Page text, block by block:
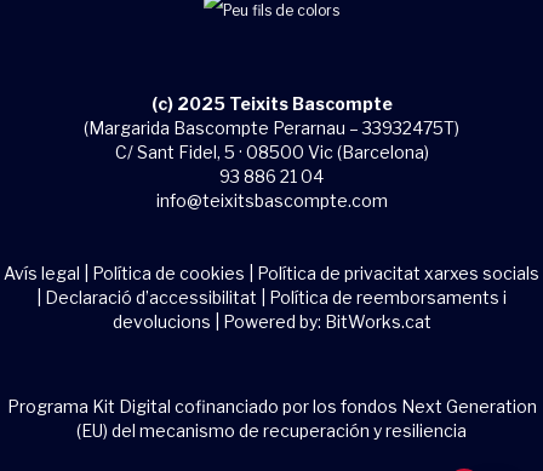
(c) 2025 Teixits Bascompte
(Margarida Bascompte Perarnau – 33932475T)
C/ Sant Fidel, 5 · 08500 Vic (Barcelona)
93 886 21 04
info@teixitsbascompte.com
Avís legal Política de cookies
Política de privacitat xarxes socials
Declaració d’accessibilitat
Política de reemborsaments i
devolucions | Powered by: BitWorks.cat
Programa Kit Digital cofinanciado por los fondos Next Generation
(EU) del mecanismo de recuperación y resiliencia